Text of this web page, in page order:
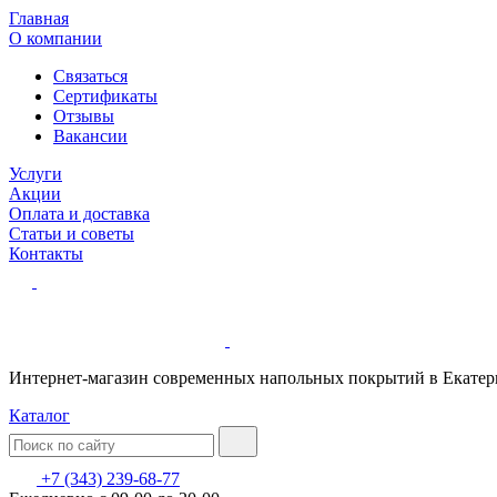
Главная
О компании
Связаться
Сертификаты
Отзывы
Вакансии
Услуги
Акции
Оплата и доставка
Статьи и советы
Контакты
Интернет-магазин современных напольных покрытий в
Каталог
+7 (343) 239-68-77